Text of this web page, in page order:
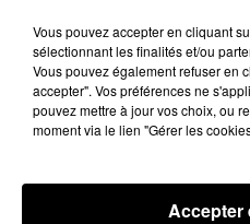
6 août 2026
Franglish
session
Vous pouvez accepter en cliquant
sélectionnant les finalités et/ou
Vous pouvez également refuser en
accepter". Vos préférences ne
pouvez mettre à jour vos choix, ou
moment via le lien "Gérer les
Accepter